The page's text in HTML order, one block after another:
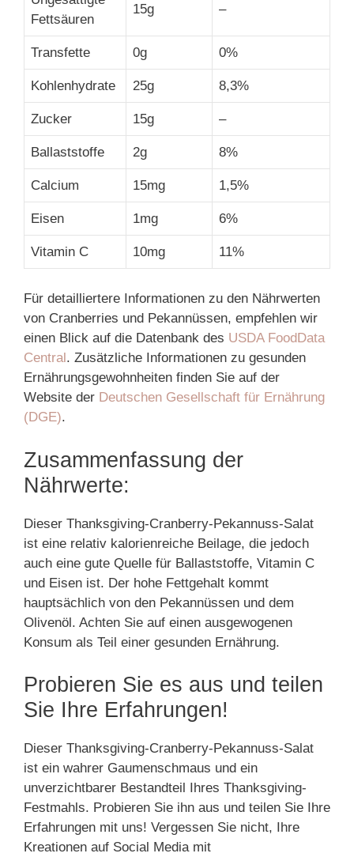
Fettsäuren
15g –
Transfette 0g 0%
Kohlenhydrate 25g 8,3%
Zucker 15g –
Ballaststoffe 2g 8%
Calcium 15mg 1,5%
Eisen 1mg 6%
Vitamin C 10mg 11%
Für detailliertere Informationen zu den Nährwerten
von Cranberries und Pekannüssen, empfehlen wir
einen Blick auf die Datenbank des USDA FoodData
Central. Zusätzliche Informationen zu gesunden
Ernährungsgewohnheiten finden Sie auf der
Website der Deutschen Gesellschaft für Ernährung
(DGE).
Zusammenfassung der
Nährwerte:
Dieser Thanksgiving-Cranberry-Pekannuss-Salat
ist eine relativ kalorienreiche Beilage, die jedoch
auch eine gute Quelle für Ballaststoffe, Vitamin C
und Eisen ist. Der hohe Fettgehalt kommt
hauptsächlich von den Pekannüssen und dem
Olivenöl. Achten Sie auf einen ausgewogenen
Konsum als Teil einer gesunden Ernährung.
Probieren Sie es aus und teilen
Sie Ihre Erfahrungen!
Dieser Thanksgiving-Cranberry-Pekannuss-Salat
ist ein wahrer Gaumenschmaus und ein
unverzichtbarer Bestandteil Ihres Thanksgiving-
Festmahls. Probieren Sie ihn aus und teilen Sie Ihre
Erfahrungen mit uns! Vergessen Sie nicht, Ihre
Kreationen auf Social Media mit